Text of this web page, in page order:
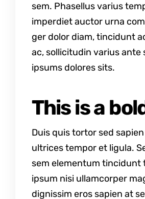
sem. Phasellus varius
imperdiet auctor urna
ger dolor diam, tincidunt
ac, sollicitudin varius ante
ipsums dolores sits.
This is a
Duis quis tortor sed
ultrices tempor et ligula.
sem elementum tincidunt
ipsum nisi ullamcorper
dignissim eros sapien at